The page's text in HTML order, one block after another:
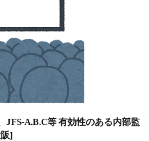
JFS-A.B.C等 有効性のある内部監
]